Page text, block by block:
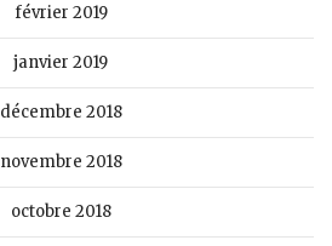
février 2019
janvier 2019
décembre 2018
novembre 2018
octobre 2018